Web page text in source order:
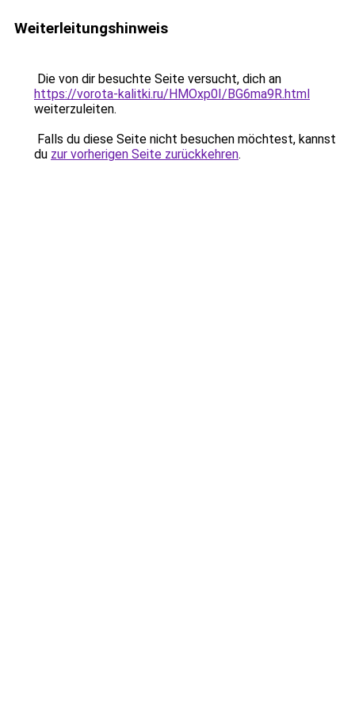
Weiterleitungshinweis
Die von dir besuchte Seite versucht, dich an
https://vorota-kalitki.ru/HMOxp0I/BG6ma9R.html
weiterzuleiten.
Falls du diese Seite nicht besuchen möchtest, kannst
du zur vorherigen Seite zurückkehren.